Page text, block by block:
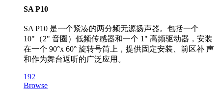
SA P10
SA P10 是一个紧凑的两分频无源扬声器。包括一个
10"（2" 音圈）低频传感器和一个 1" 高频驱动器，安装
在一个 90°x 60° 旋转号筒上，提供固定安装、前区补 声
和作为舞台返听的广泛应用。
192
Browse